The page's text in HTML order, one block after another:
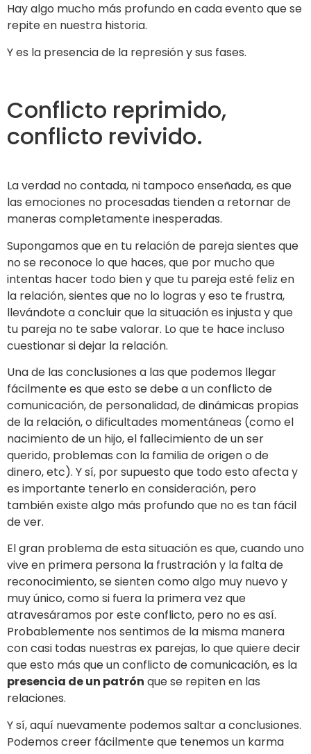
Hay algo mucho más profundo en cada evento que se
repite en nuestra historia.
Y es la presencia de la represión y sus fases.
Conflicto reprimido,
conflicto revivido.
La verdad no contada, ni tampoco enseñada, es que
las emociones no procesadas tienden a retornar de
maneras completamente inesperadas.
Supongamos que en tu relación de pareja sientes que
no se reconoce lo que haces, que por mucho que
intentas hacer todo bien y que tu pareja esté feliz en
la relación, sientes que no lo logras y eso te frustra,
llevándote a concluir que la situación es injusta y que
tu pareja no te sabe valorar. Lo que te hace incluso
cuestionar si dejar la relación.
Una de las conclusiones a las que podemos llegar
fácilmente es que esto se debe a un conflicto de
comunicación, de personalidad, de dinámicas propias
de la relación, o dificultades momentáneas (como el
nacimiento de un hijo, el fallecimiento de un ser
querido, problemas con la familia de origen o de
dinero, etc). Y sí, por supuesto que todo esto afecta y
es importante tenerlo en consideración, pero
también existe algo más profundo que no es tan fácil
de ver.
El gran problema de esta situación es que, cuando uno
vive en primera persona la frustración y la falta de
reconocimiento, se sienten como algo muy nuevo y
muy único, como si fuera la primera vez que
atravesáramos por este conflicto, pero no es así.
Probablemente nos sentimos de la misma manera
con casi todas nuestras ex parejas, lo que quiere decir
que esto más que un conflicto de comunicación, es la
presencia de un patrón que se repiten en las
relaciones.
Y sí, aquí nuevamente podemos saltar a conclusiones.
Podemos creer fácilmente que tenemos un karma